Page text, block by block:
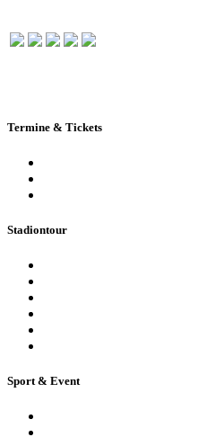
Termine & Tickets
Stadiontour
Sport & Event